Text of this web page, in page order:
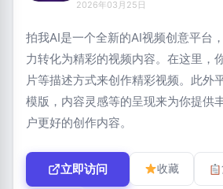
2026年03月25日
拍我AI是一个全新的AI视频创意平台
力转化为精彩的视频内容。在这里，
片等描述方式来创作精彩视频。此外
模版，内容灵感等的呈现来为你提供
户更好的创作内容。
立即访问 收藏